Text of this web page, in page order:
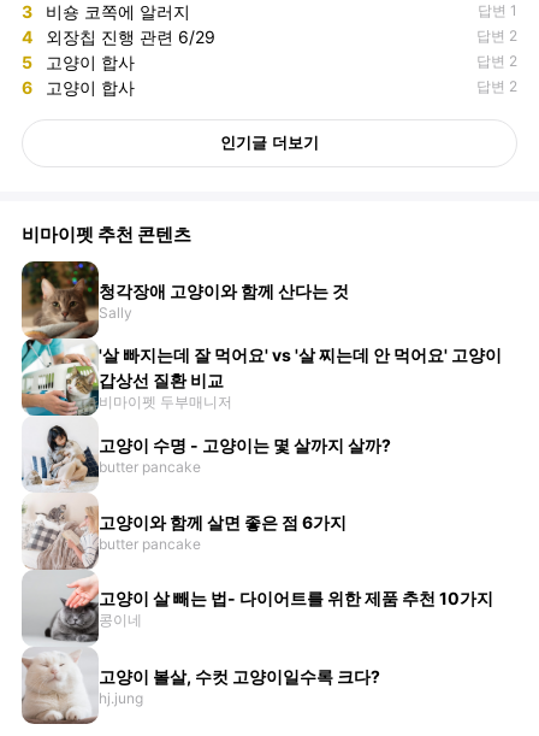
3 비숑 코쪽에 알러지 답변 1
4 외장칩 진행 관련 6/29 답변 2
5 고양이 합사 답변 2
6 고양이 합사 답변 2
인기글 더보기
비마이펫 추천 콘텐츠
청각장애 고양이와 함께 산다는 것
Sally
'살 빠지는데 잘 먹어요' vs '살 찌는데 안 먹어요' 고양이
갑상선 질환 비교
비마이펫 두부매니저
고양이 수명 - 고양이는 몇 살까지 살까?
butter pancake
고양이와 함께 살면 좋은 점 6가지
butter pancake
고양이 살 빼는 법- 다이어트를 위한 제품 추천 10가지
콩이네
고양이 볼살, 수컷 고양이일수록 크다?
hj.jung